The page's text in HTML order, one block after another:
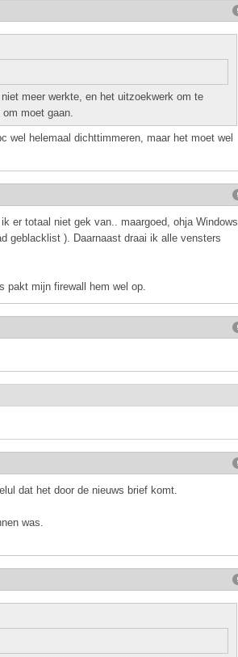
meer werkte, en het uitzoekwerk om te
moet gaan.
wel helemaal dichttimmeren, maar het moet wel
er totaal niet gek van.. maargoed, ohja Windows
geblacklist ). Daarnaast draai ik alle vensters
pakt mijn firewall hem wel op.
dat het door de nieuws brief komt.
was.